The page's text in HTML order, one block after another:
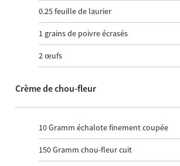
0.25feuille de laurier
1 grains de poivre écrasés
2œufs
Crème de chou-fleur
10Gramm échalote finement coupée
150Gramm chou-fleur cuit